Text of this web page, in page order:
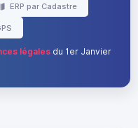
ERP par Cadastre
légalesdu 1er Janvier